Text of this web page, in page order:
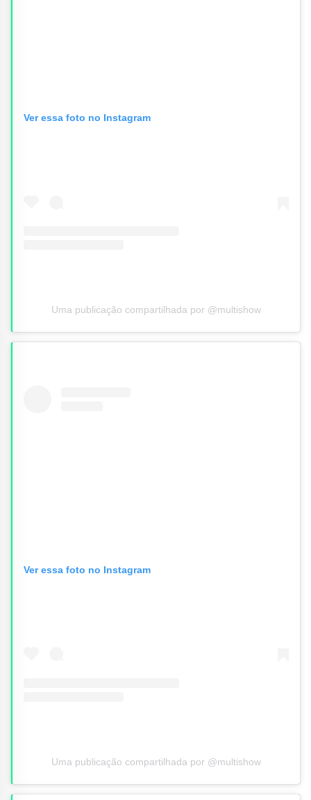
Ver essa foto no Instagram
Uma publicação compartilhada por @multishow
Ver essa foto no Instagram
Uma publicação compartilhada por @multishow